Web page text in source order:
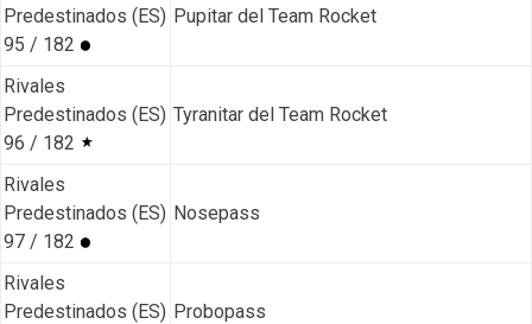
Predestinados (ES)
95 / 182
Pupitar del Team Rocket
Rivales
Predestinados (ES)
96 / 182
Tyranitar del Team Rocket
Rivales
Predestinados (ES)
97 / 182
Nosepass
Rivales
Predestinados (ES) Probopass